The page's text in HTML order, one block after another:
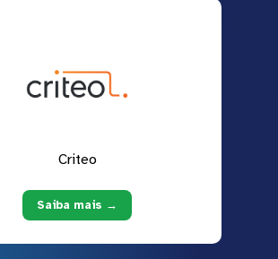
Criteo
Saiba mais →